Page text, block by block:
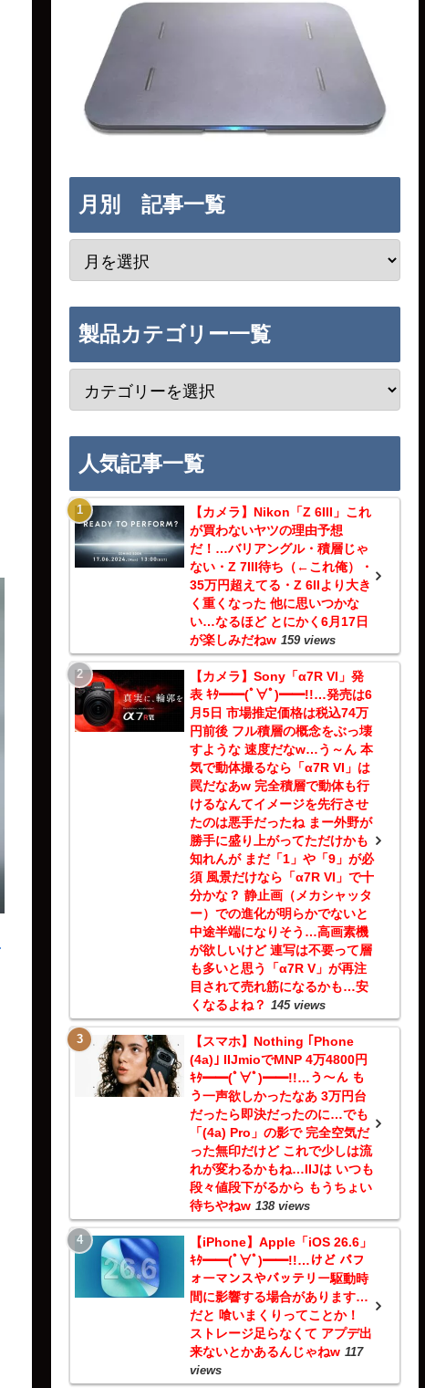
月別 記事一覧
製品カテゴリー一覧
人気記事一覧
【カメラ】Nikon「Z 6III」これ
が買わないヤツの理由予想
だ！…バリアングル・積層じゃ
ない・Z 7III待ち（←これ俺）・
35万円超えてる・Z 6IIより大き
く重くなった 他に思いつかな
い…なるほど とにかく6月17日
が楽しみだねw 159 views
【カメラ】Sony「α7R VI」発
表 ｷﾀ━━(ﾟ∀ﾟ)━━!!…発売は6
月5日 市場推定価格は税込74万
円前後 フル積層の概念をぶっ壊
すような 速度だなw…う～ん 本
気で動体撮るなら「α7R VI」は
罠だなあw 完全積層で動体も行
けるなんてイメージを先行させ
たのは悪手だったね まー外野が
勝手に盛り上がってただけかも
知れんが まだ「1」や「9」が必
須 風景だけなら「α7R VI」で十
分かな？ 静止画（メカシャッタ
ー）での進化が明らかでないと
中途半端になりそう…高画素機
が欲しいけど 連写は不要って層
も多いと思う「α7R V」が再注
目されて売れ筋になるかも…安
くなるよね？ 145 views
【スマホ】Nothing ｢Phone
(4a)｣ IIJmioでMNP 4万4800円
ｷﾀ━━(ﾟ∀ﾟ)━━!!…う～ん も
う一声欲しかったなあ 3万円台
だったら即決だったのに…でも
「(4a) Pro」の影で 完全空気だ
った無印だけど これで少しは流
れが変わるかもね…IIJは いつも
段々値段下がるから もうちょい
待ちやねw 138 views
【iPhone】Apple「iOS 26.6」
ｷﾀ━━(ﾟ∀ﾟ)━━!!…けど パフ
ォーマンスやバッテリー駆動時
間に影響する場合があります…
だと 喰いまくりってことか！
ストレージ足らなくて アプデ出
来ないとかあるんじゃねw 117
views